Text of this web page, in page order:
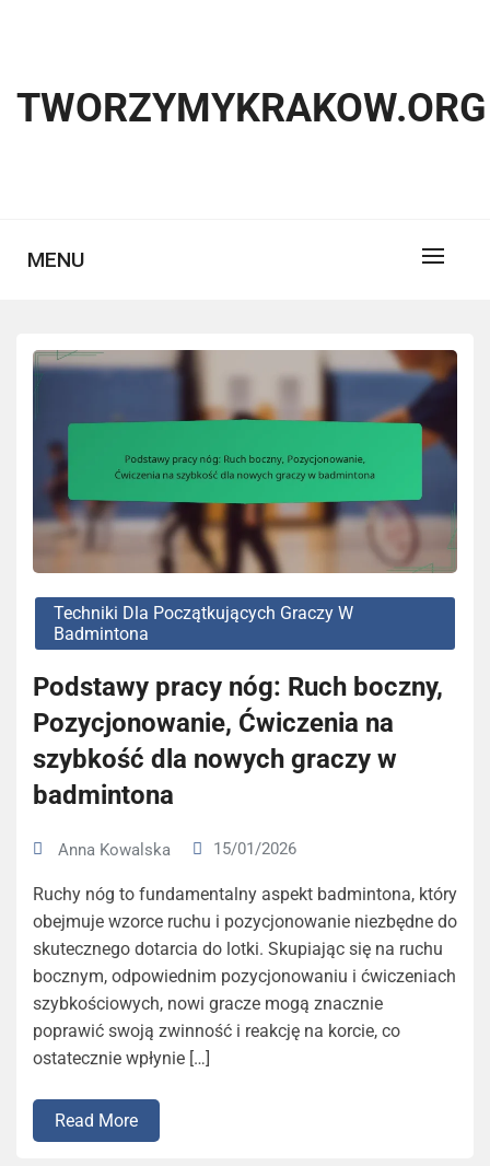
TWORZYMYKRAKOW.ORG
MENU
Techniki Dla Początkujących Graczy W
Badmintona
Podstawy pracy nóg: Ruch boczny,
Pozycjonowanie, Ćwiczenia na
szybkość dla nowych graczy w
badmintona
Anna Kowalska 15/01/2026
Ruchy nóg to fundamentalny aspekt badmintona, który
obejmuje wzorce ruchu i pozycjonowanie niezbędne do
skutecznego dotarcia do lotki. Skupiając się na ruchu
bocznym, odpowiednim pozycjonowaniu i ćwiczeniach
szybkościowych, nowi gracze mogą znacznie
poprawić swoją zwinność i reakcję na korcie, co
ostatecznie wpłynie […]
Read More